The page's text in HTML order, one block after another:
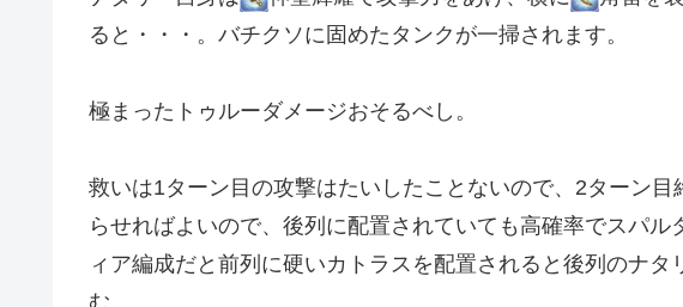
ると・・・。バチクソに固めたタンクが一掃されます。
極まったトゥルーダメージおそるべし。
救いは1ターン目の攻撃はたいしたことないので、2ターン
らせればよいので、後列に配置されていても高確率でスパ
ィア編成だと前列に硬いカトラスを配置されると後列のナ